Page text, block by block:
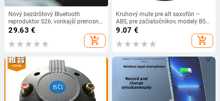
Nový bezdrôtový Bluetooth
reproduktor S26, vonkajší prenosný,
LED svietidlo, karta, subwoofer,
stĺpcový stereo, handsfree, hudobné
centrum, rádio
29.63 €
add_shopping_cart
Kruhový mute pre alt saxofón –
ABS, pre začiatočníkov, modely B57,
B56, ND47, príslušenstvo k
9.07 €
add_shopping_cart